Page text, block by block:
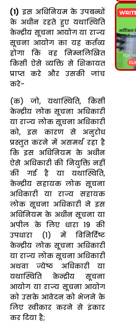
(1) इस अधिनियम के उपबन्धों
के अधीन रहते हुए यथास्थिति
केन्द्रीय सूचना आयोग या राज्य
सूचना आयोग का यह कर्तव्य
होगा कि वह निम्नलिखित
किसी ऐसे व्यक्ति से शिकायत
प्राप्त करे और उसकी जांच
करे-
(क) जो, यथास्थिति, किसी
केन्द्रीय लोक सूचना अधिकारी
या राज्य लोक सूचना अधिकारी
को, इस कारण से अनुरोध
प्रस्तुत करने में असमर्थ रहा है
कि इस अधिनियम के अधीन
ऐसे अधिकारी की नियुक्ति नहीं
की गई है या यथास्थिति,
केन्द्रीय सहायक लोक सूचना
अधिकारी या राज्य सहायक
लोक सूचना अधिकारी ने इस
अधिनियम के अधीन सूचना या
अपील के लिए धारा 19 की
उपधारा (1) में विनिर्दिष्ट
केन्द्रीय लोक सूचना अधिकारी
या राज्य लोक सूचना अधिकारी
अथवा ज्येष्ठ अधिकारी या
यथास्थिति केन्द्रीय सूचना
आयोग या राज्य सूचना आयोग
को उसके आवेदन को भेजने के
लिए स्वीकार करने से इंकार
कर दिया है;